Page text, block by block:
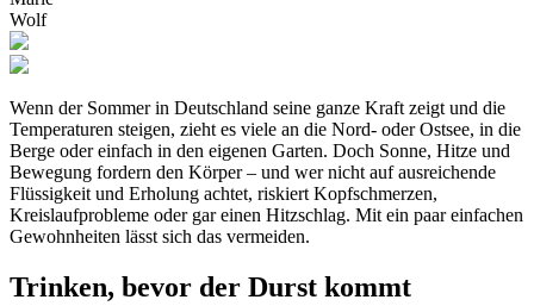
Wolf
Wenn der Sommer in Deutschland seine ganze Kraft zeigt und die
Temperaturen steigen, zieht es viele an die Nord- oder Ostsee, in die
Berge oder einfach in den eigenen Garten. Doch Sonne, Hitze und
Bewegung fordern den Körper – und wer nicht auf ausreichende
Flüssigkeit und Erholung achtet, riskiert Kopfschmerzen,
Kreislaufprobleme oder gar einen Hitzschlag. Mit ein paar einfachen
Gewohnheiten lässt sich das vermeiden.
Trinken, bevor der Durst kommt